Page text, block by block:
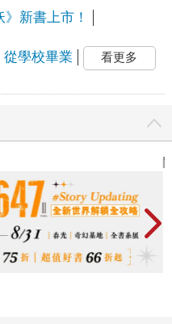
新書上市！
從學校畢業 看更多